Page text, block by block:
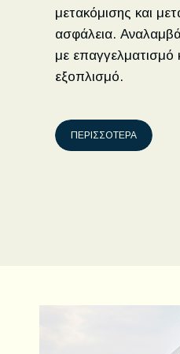
μετακόμισης και
ασφάλεια.
με επαγγελματισμό
εξοπλισμό.
ΠΕΡΙΣΣΟΤΕΡΑ